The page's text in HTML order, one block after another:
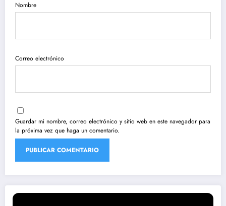
Nombre
Correo electrónico
Guardar mi nombre, correo electrónico y sitio web en este navegador para
la próxima vez que haga un comentario.